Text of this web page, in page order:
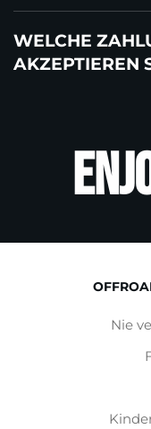
WELCHE
AKZEPTIEREN
Nie